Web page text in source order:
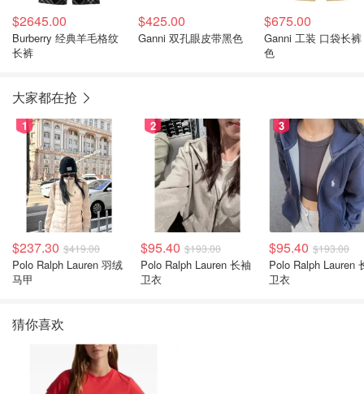
$2645.00
Burberry 经典羊毛格纹
长裤
$425.00
Ganni 双孔眼皮带黑色
$675.00
Ganni 工装 口袋长
色
大家都在抢
1
$237.30 $419.00
Polo Ralph Lauren 羽绒
马甲
2
$95.40 $193.00
Polo Ralph Lauren 长袖
卫衣
3
$95.40 $193.00
Polo Ralph Lauren 长袖
卫衣
猜你喜欢